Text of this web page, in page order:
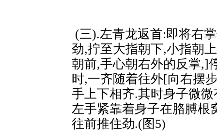
(三).左青龙返首:即将右
劲,拧至大指朝下,小指朝
朝前,手心朝右外的反掌,]
时,一齐随着往外[向右摆
手上下相齐.其时身子微
左手紧靠着身子在胳膊根
往前推住劲.(图5)